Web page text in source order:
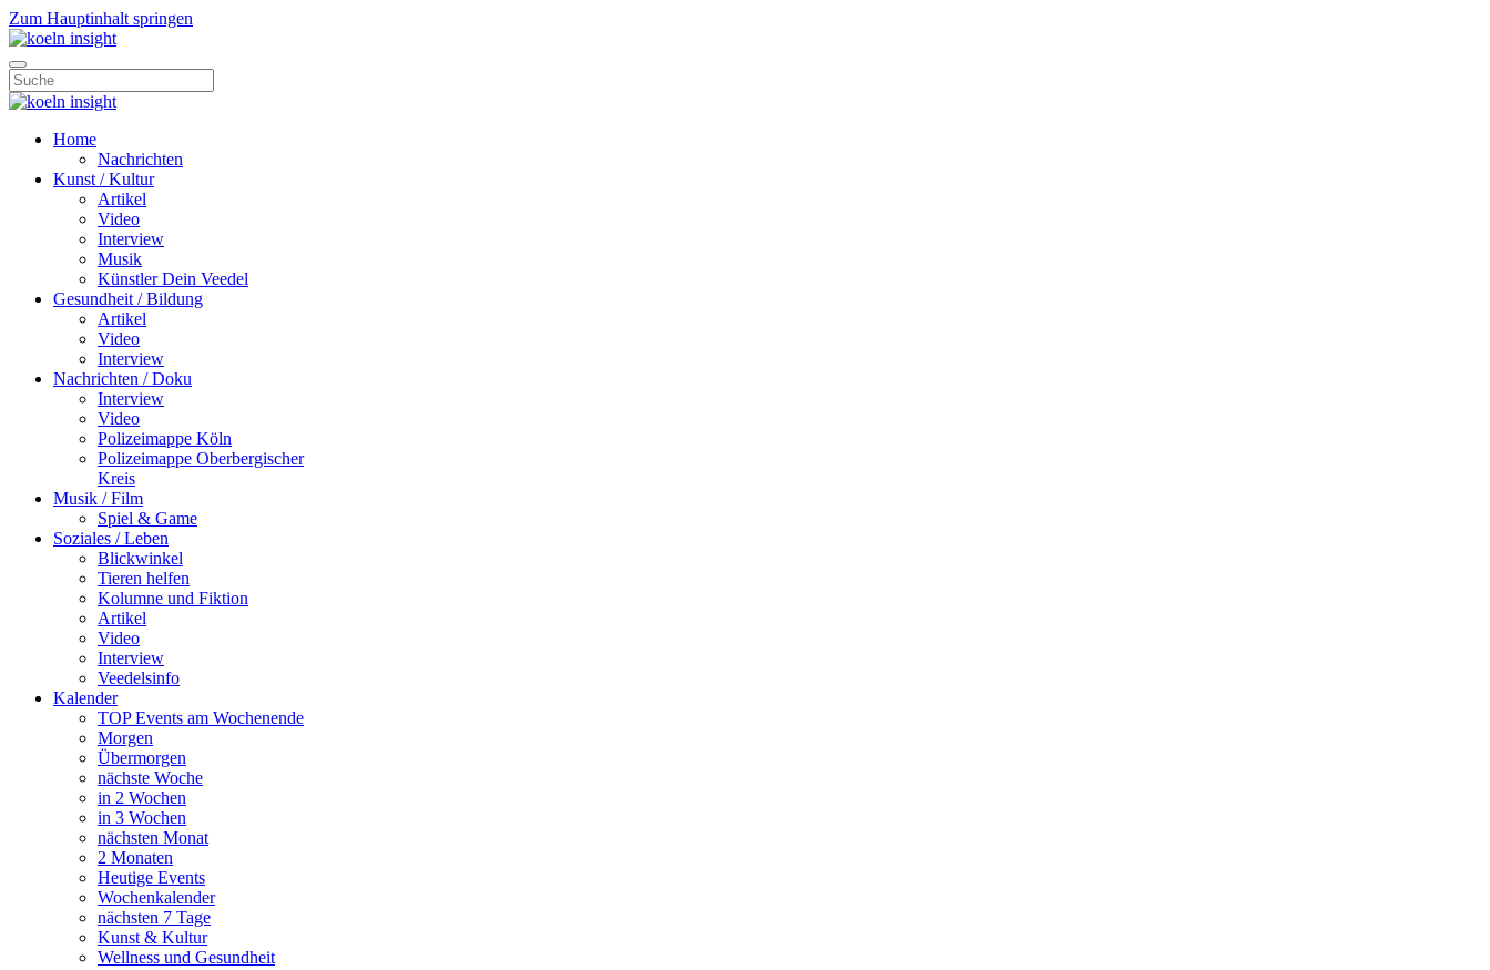
Zum Hauptinhalt springen
Home
Nachrichten
Kunst / Kultur
Artikel
Video
Interview
Musik
Künstler Dein Veedel
Gesundheit / Bildung
Artikel
Video
Interview
Nachrichten / Doku
Interview
Video
Polizeimappe Köln
Polizeimappe Oberbergischer
Kreis
Musik / Film
Spiel & Game
Soziales / Leben
Blickwinkel
Tieren helfen
Kolumne und Fiktion
Artikel
Video
Interview
Veedelsinfo
Kalender
TOP Events am Wochenende
Morgen
Übermorgen
nächste Woche
in 2 Wochen
in 3 Wochen
nächsten Monat
2 Monaten
Heutige Events
Wochenkalender
nächsten 7 Tage
Kunst & Kultur
Wellness und Gesundheit